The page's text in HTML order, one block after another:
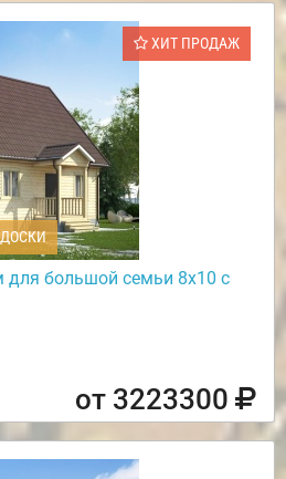
ХИТ ПРОДАЖ
большой семьи 8х10 с
от 3223300